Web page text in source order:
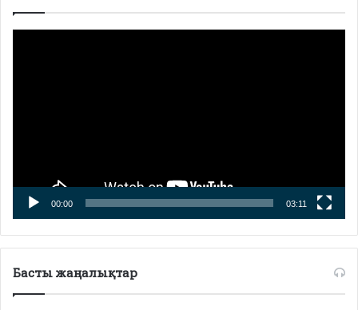
00:00 03:11
Басты жаңалықтар